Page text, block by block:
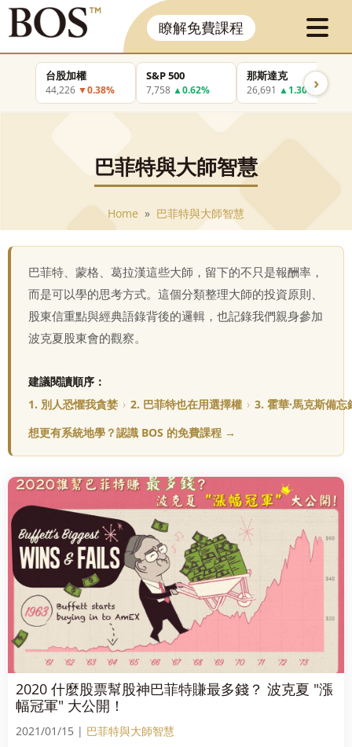
瞭解免費課程
台股加權
44,226 ▼0.38%
S&P 500
7,758 ▲0.62%
那斯達克
26,691 ▲1.30%›
巴菲特與大師智慧
Home » 巴菲特與大師智慧
巴菲特、蒙格、葛拉漢這些大師，留下的不只是報酬率，
而是可以學的思考方式。這個分類整理大師的投資原則、
股東信重點與經典語錄背後的邏輯，也記錄我們親身參加
波克夏股東會的觀察。
建議閱讀順序：
1. 別人恐懼我貪婪 › 2. 巴菲特也在用選擇權 › 3. 霍華·馬克斯備忘
想更有系統地學？認識 BOS 的免費課程 →
2020 什麼股票幫股神巴菲特賺最多錢？ 波克夏 "漲
幅冠軍" 大公開！
2021/01/15 | 巴菲特與大師智慧